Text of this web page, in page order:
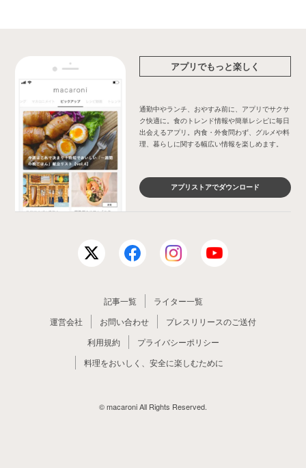
アプリでもっと楽しく
通勤中やランチ、おやすみ前に、アプリでサクサ
ク快適に。食のトレンド情報や簡単レシピに毎日
出会えるアプリ。内食・外食問わず、グルメや料
理、暮らしに関する幅広い情報を楽しめます。
アプリストアでダウンロード
記事一覧
ライター一覧
運営会社
お問い合わせ
プレスリリースのご送付
利用規約
プライバシーポリシー
料理をおいしく、安全に楽しむために
© macaroni All Rights Reserved.